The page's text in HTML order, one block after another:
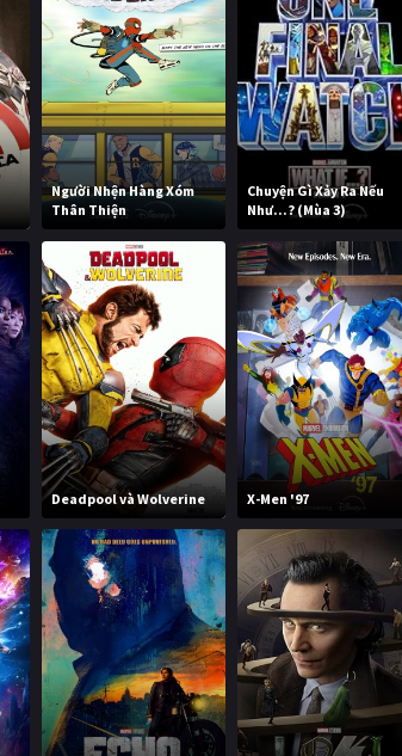
Người Nhện Hàng Xóm
Thân Thiện
Chuyện Gì Xảy Ra Nếu
Như...? (Mùa 3)
Deadpool và Wolverine X-Men '97